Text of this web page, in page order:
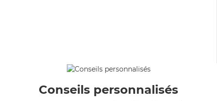
Conseils personnalisés